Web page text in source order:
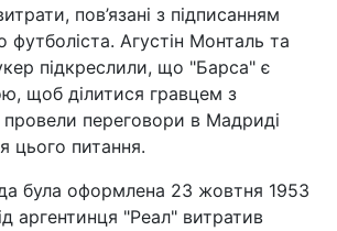
пов’язані з підписанням
футболіста. Агустін Монталь та
підкреслили, що "Барса" є
щоб ділитися гравцем з
провели переговори в Мадриді
цього питання.
була оформлена 23 жовтня 1953
аргентинця "Реал" витратив